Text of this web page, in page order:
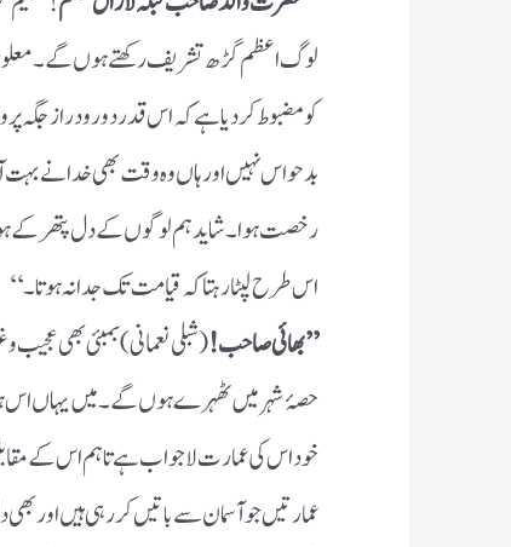
لوگ اعظم گڑھ تشریف رکھتے ہوں گے ۔
کو مضبوط کر دیا ہے کہ اس قدر دور و دراز جگہ
بدحواس نہیں اور ہاں وہ وقت بھی خدا نے
رخصت ہوا ۔ شاید ہم لوگوں کے دل پتھر کے
اس طرح لپٹا رہتا کہ قیامت تک جدا نہ ہوتا ۔‘‘
’’ بھائی صاحب !( شبلی نعمانی ) بمبئی بھی
حصۂ شہر میں ٹھہرے ہوں گے ۔ میں یہاں اس
خود اس کی عمارت لاجواب ہے تاہم اس کے
عمارتیں جو آسمان سے باتیں کر رہی ہیں اور